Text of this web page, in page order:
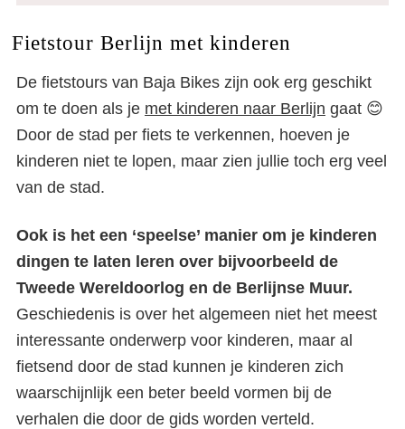
Fietstour Berlijn met kinderen
De fietstours van Baja Bikes zijn ook erg geschikt
om te doen als je met kinderen naar Berlijn gaat 😊
Door de stad per fiets te verkennen, hoeven je
kinderen niet te lopen, maar zien jullie toch erg veel
van de stad.
Ook is het een ‘speelse’ manier om je kinderen
dingen te laten leren over bijvoorbeeld de
Tweede Wereldoorlog en de Berlijnse Muur.
Geschiedenis is over het algemeen niet het meest
interessante onderwerp voor kinderen, maar al
fietsend door de stad kunnen je kinderen zich
waarschijnlijk een beter beeld vormen bij de
verhalen die door de gids worden verteld.